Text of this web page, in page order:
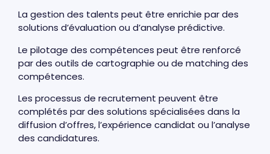
La gestion des talents peut être enrichie par des
solutions d’évaluation ou d’analyse prédictive.
Le pilotage des compétences peut être renforcé
par des outils de cartographie ou de matching des
compétences.
Les processus de recrutement peuvent être
complétés par des solutions spécialisées dans la
diffusion d’offres, l’expérience candidat ou l’analyse
des candidatures.